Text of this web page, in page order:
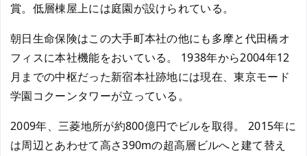
賞。低層棟屋上には庭園が設けられている。
朝日生命保険はこの大手町本社の他にも多摩と代田橋オ
フィスに本社機能をおいている。 1938年から2004年12
月までの中枢だった新宿本社跡地には現在、東京モード
学園コクーンタワーが立っている。
2009年、三菱地所が約800億円でビルを取得。 2015年に
は周辺とあわせて高さ390mの超高層ビルへと建て替え